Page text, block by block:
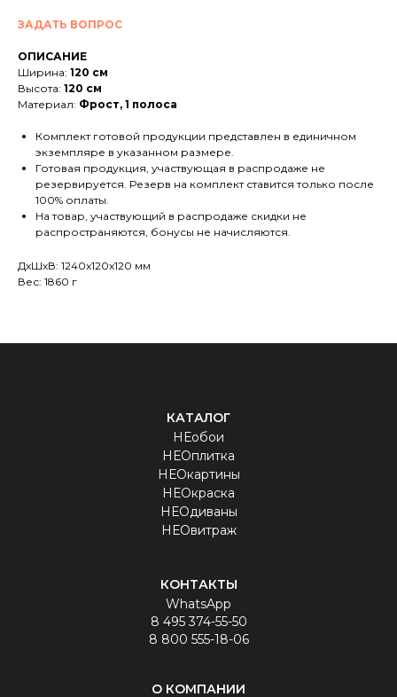
ЗАДАТЬ ВОПРОС
ОПИСАНИЕ
Ширина: 120 см
Высота: 120 см
Материал: Фрост, 1 полоса
Комплект готовой продукции представлен в единичном
экземпляре в указанном размере.
Готовая продукция, участвующая в распродаже не
резервируется. Резерв на комплект ставится только после
100% оплаты.
На товар, участвующий в распродаже скидки не
распространяются, бонусы не начисляются.
ДxШxВ: 1240x120x120 мм
Вес: 1860 г
КАТАЛОГ
НЕобои
НЕОплитка
НЕОкартины
НЕОкраска
НЕОдиваны
НЕОвитраж
КОНТАКТЫ
WhatsApp
8 495 374-55-50
8 800 555-18-06
О КОМПАНИИ